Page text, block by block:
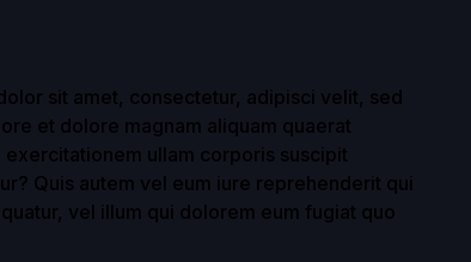
sit amet, consectetur, adipisci velit, sed
et dolore magnam aliquam quaerat
ullam corporis suscipit
Quis autem vel eum iure reprehenderit qui
vel illum qui dolorem eum fugiat quo